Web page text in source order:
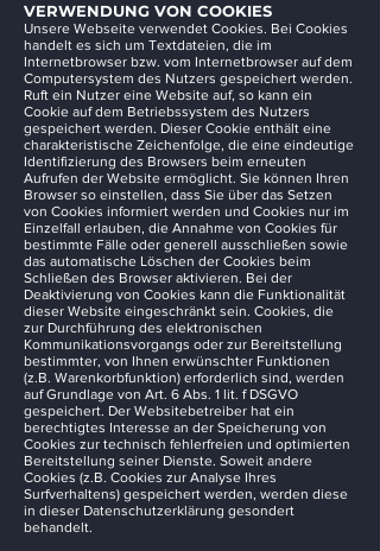
VERWENDUNG VON COOKIES
Unsere Webseite verwendet Cookies. Bei Cookies
handelt es sich um Textdateien, die im
Internetbrowser bzw. vom Internetbrowser auf dem
Computersystem des Nutzers gespeichert werden.
Ruft ein Nutzer eine Website auf, so kann ein
Cookie auf dem Betriebssystem des Nutzers
gespeichert werden. Dieser Cookie enthält eine
charakteristische Zeichenfolge, die eine eindeutige
Identifizierung des Browsers beim erneuten
Aufrufen der Website ermöglicht. Sie können Ihren
Browser so einstellen, dass Sie über das Setzen
von Cookies informiert werden und Cookies nur im
Einzelfall erlauben, die Annahme von Cookies für
bestimmte Fälle oder generell ausschließen sowie
das automatische Löschen der Cookies beim
Schließen des Browser aktivieren. Bei der
Deaktivierung von Cookies kann die Funktionalität
dieser Website eingeschränkt sein. Cookies, die
zur Durchführung des elektronischen
Kommunikationsvorgangs oder zur Bereitstellung
bestimmter, von Ihnen erwünschter Funktionen
(z.B. Warenkorbfunktion) erforderlich sind, werden
auf Grundlage von Art. 6 Abs. 1 lit. f DSGVO
gespeichert. Der Websitebetreiber hat ein
berechtigtes Interesse an der Speicherung von
Cookies zur technisch fehlerfreien und optimierten
Bereitstellung seiner Dienste. Soweit andere
Cookies (z.B. Cookies zur Analyse Ihres
Surfverhaltens) gespeichert werden, werden diese
in dieser Datenschutzerklärung gesondert
behandelt.